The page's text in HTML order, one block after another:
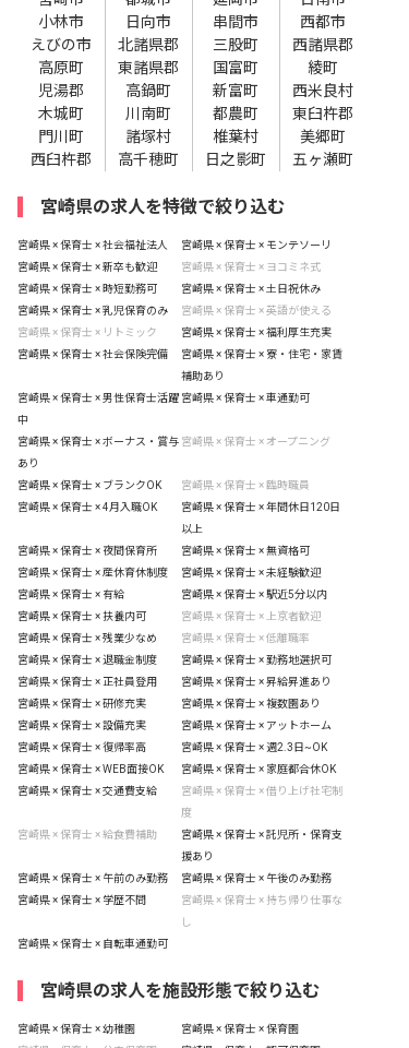
小林市
日向市 串間市
西都市
えびの市
北諸県郡 三股町
西諸県郡
高原町
東諸県郡 国富町
綾町
児湯郡
高鍋町 新富町
西米良村
木城町
川南町 都農町
東臼杵郡
門川町
諸塚村 椎葉村
美郷町
西臼杵郡
高千穂町 日之影町 五ヶ瀬町
宮崎県の求人を特徴で絞り込む
宮崎県 × 保育士 × 社会福祉法人
宮崎県 × 保育士 × モンテソーリ
宮崎県 × 保育士 × 新卒も歓迎
宮崎県 × 保育士 × ヨコミネ式
宮崎県 × 保育士 × 時短勤務可
宮崎県 × 保育士 × 土日祝休み
宮崎県 × 保育士 × 乳児保育のみ
宮崎県 × 保育士 × 英語が使える
宮崎県 × 保育士 × リトミック
宮崎県 × 保育士 × 福利厚生充実
宮崎県 × 保育士 × 社会保険完備
宮崎県 × 保育士 × 寮・住宅・家賃
補助あり
宮崎県 × 保育士 × 男性保育士活躍
中
宮崎県 × 保育士 × 車通勤可
宮崎県 × 保育士 × ボーナス・賞与
あり
宮崎県 × 保育士 × オープニング
宮崎県 × 保育士 × ブランクOK
宮崎県 × 保育士 × 臨時職員
宮崎県 × 保育士 × 4月入職OK
宮崎県 × 保育士 × 年間休日120日
以上
宮崎県 × 保育士 × 夜間保育所
宮崎県 × 保育士 × 無資格可
宮崎県 × 保育士 × 産休育休制度
宮崎県 × 保育士 × 未経験歓迎
宮崎県 × 保育士 × 有給
宮崎県 × 保育士 × 駅近5分以内
宮崎県 × 保育士 × 扶養内可
宮崎県 × 保育士 × 上京者歓迎
宮崎県 × 保育士 × 残業少なめ
宮崎県 × 保育士 × 低離職率
宮崎県 × 保育士 × 退職金制度
宮崎県 × 保育士 × 勤務地選択可
宮崎県 × 保育士 × 正社員登用
宮崎県 × 保育士 × 昇給昇進あり
宮崎県 × 保育士 × 研修充実
宮崎県 × 保育士 × 複数園あり
宮崎県 × 保育士 × 設備充実
宮崎県 × 保育士 × アットホーム
宮崎県 × 保育士 × 復帰率高
宮崎県 × 保育士 × 週2.3日~OK
宮崎県 × 保育士 × WEB面接OK
宮崎県 × 保育士 × 家庭都合休OK
宮崎県 × 保育士 × 交通費支給
宮崎県 × 保育士 × 借り上げ社宅制
度
宮崎県 × 保育士 × 給食費補助
宮崎県 × 保育士 × 託児所・保育支
援あり
宮崎県 × 保育士 × 午前のみ勤務
宮崎県 × 保育士 × 午後のみ勤務
宮崎県 × 保育士 × 学歴不問
宮崎県 × 保育士 × 持ち帰り仕事な
し
宮崎県 × 保育士 × 自転車通勤可
宮崎県の求人を施設形態で絞り込む
宮崎県 × 保育士 × 幼稚園
宮崎県 × 保育士 × 保育園